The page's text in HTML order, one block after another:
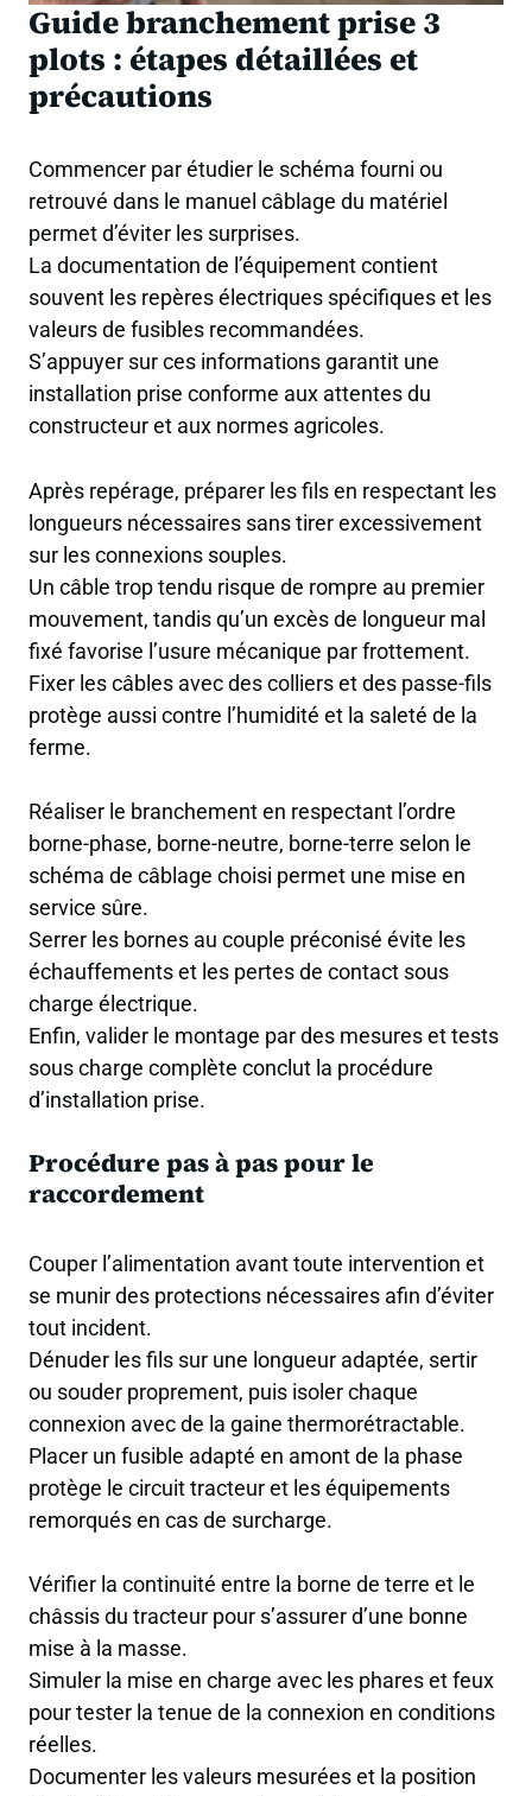
Guide branchement prise 3
plots : étapes détaillées et
précautions
Commencer par étudier le schéma fourni ou
retrouvé dans le manuel câblage du matériel
permet d’éviter les surprises.
La documentation de l’équipement contient
souvent les repères électriques spécifiques et les
valeurs de fusibles recommandées.
S’appuyer sur ces informations garantit une
installation prise conforme aux attentes du
constructeur et aux normes agricoles.
Après repérage, préparer les fils en respectant les
longueurs nécessaires sans tirer excessivement
sur les connexions souples.
Un câble trop tendu risque de rompre au premier
mouvement, tandis qu’un excès de longueur mal
fixé favorise l’usure mécanique par frottement.
Fixer les câbles avec des colliers et des passe-fils
protège aussi contre l’humidité et la saleté de la
ferme.
Réaliser le branchement en respectant l’ordre
borne-phase, borne-neutre, borne-terre selon le
schéma de câblage choisi permet une mise en
service sûre.
Serrer les bornes au couple préconisé évite les
échauffements et les pertes de contact sous
charge électrique.
Enfin, valider le montage par des mesures et tests
sous charge complète conclut la procédure
d’installation prise.
Procédure pas à pas pour le
raccordement
Couper l’alimentation avant toute intervention et
se munir des protections nécessaires afin d’éviter
tout incident.
Dénuder les fils sur une longueur adaptée, sertir
ou souder proprement, puis isoler chaque
connexion avec de la gaine thermorétractable.
Placer un fusible adapté en amont de la phase
protège le circuit tracteur et les équipements
remorqués en cas de surcharge.
Vérifier la continuité entre la borne de terre et le
châssis du tracteur pour s’assurer d’une bonne
mise à la masse.
Simuler la mise en charge avec les phares et feux
pour tester la tenue de la connexion en conditions
réelles.
Documenter les valeurs mesurées et la position